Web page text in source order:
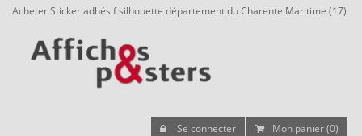
Acheter Sticker adhésif silhouette département du Charente Maritime (17)
Se connecter Mon panier (0)